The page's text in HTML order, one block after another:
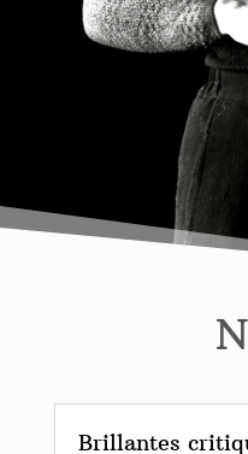
Brillantes